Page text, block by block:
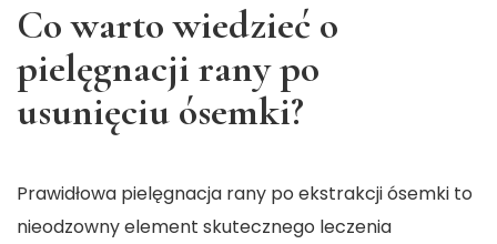
Co warto wiedzieć o
pielęgnacji rany po
usunięciu ósemki?
Prawidłowa pielęgnacja rany po ekstrakcji ósemki to
nieodzowny element skutecznego leczenia